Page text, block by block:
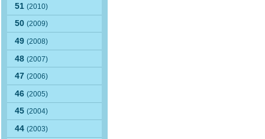
51(2010)
50(2009)
49(2008)
48(2007)
47(2006)
46(2005)
45(2004)
44(2003)